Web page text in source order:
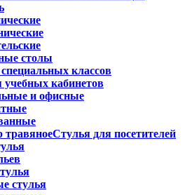
столы
классов
кабинетов
и офисные
Стулья для посетителей
стулья